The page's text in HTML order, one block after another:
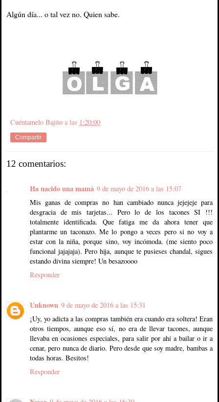
Algún día... o tal vez no. Quien sabe.
Cuéntamelo Bajito a las 1:20:00
Compartir
12 comentarios:
Ha nacido una mamá 9 de mayo de 2016 a las 15:07
Mis ganas de compras no han cambiado nunca jejejeje para
desgracia de mis tarjetas... Pero lo de los tacones SI !!!
totalmente identificada. Que fatiga me da ahora tener que
plantarme un taconazo. Me lo pongo a veces pero si no voy a
estar con la niña, porque sino, voy incómoda. (me siento poco
funcional jajajaja). Pero hija, aunque te pusieses chandal, sigues
estando divina siempre! Un besazoooo
Responder
Unknown 9 de mayo de 2016 a las 15:31
¡Uy, yo adicta a las compras también era cuando era soltera! Eran
otros tiempos, aunque eso sí, no era de llevar tacones, aunque
llevaba en ocasiones especiales, para salir por ahí a bailar o ir a
cenar, pero nunca de diario. Pero desde que soy madre, bambas a
todas horas. Besitos!
Responder